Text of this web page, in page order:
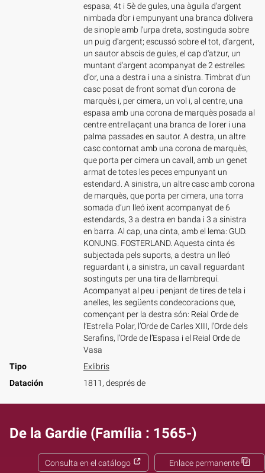
espasa; 4t i 5è de gules, una àguila d'argent
nimbada d’or i empunyant una branca d’olivera
de sinople amb l’urpa dreta, sostinguda sobre
un puig d'argent; escussó sobre el tot, d'argent,
un sautor abscís de gules, el cap d'atzur, un
muntant d'argent acompanyat de 2 estrelles
d'or, una a destra i una a sinistra. Timbrat d’un
casc posat de front somat d’un corona de
marquès i, per cimera, un vol i, al centre, una
espasa amb una corona de marquès posada al
centre entrellaçant una branca de llorer i una
palma passades en sautor. A destra, un altre
casc contornat amb una corona de marquès,
que porta per cimera un cavall, amb un genet
armat de totes les peces empunyant un
estendard. A sinistra, un altre casc amb corona
de marquès, que porta per cimera, una torra
somada d’un lleó ixent acompanyat de 6
estendards, 3 a destra en banda i 3 a sinistra
en barra. Al cap, una cinta, amb el lema: GUD.
KONUNG. FOSTERLAND. Aquesta cinta és
subjectada pels suports, a destra un lleó
reguardant i, a sinistra, un cavall reguardant
sostinguts per una tira de llambrequí.
Acompanyat al peu i penjant de tires de tela i
anelles, les següents condecoracions que,
començant per la destra són: Reial Orde de
l’Estrella Polar, l’Orde de Carles XIII, l’Orde dels
Serafins, l’Orde de l’Espasa i el Reial Orde de
Vasa
Tipo
Exlibris
Datación
1811, després de
De la Gardie (Família : 1565-)
Enlace permanente
Consulta en el catálogo